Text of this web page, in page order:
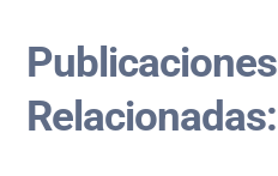
Publicaciones
Relacionadas: